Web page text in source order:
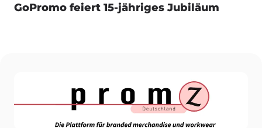
GoPromo feiert 15-jähriges Jubiläum